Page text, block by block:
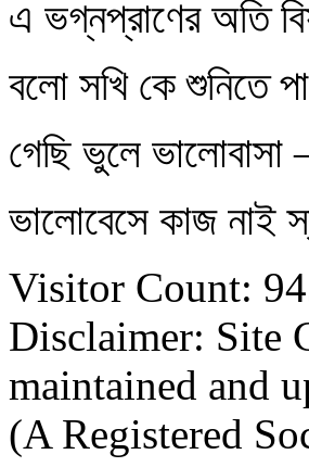
এ ভগ্নপ্রাণের অতি
বলো সখি কে শুনিতে
গেছি ভুলে
ভালোবেসে কাজ নাই
Visitor Count:
Disclaimer: Site
maintained and
(A Registered